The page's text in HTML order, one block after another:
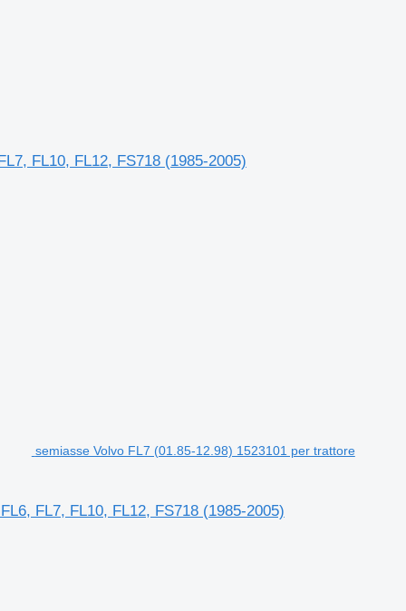
FL10, FL12, FS718 (1985-2005)
semiasse Volvo FL7 (01.85-12.98) 1523101 per trattore
FL7, FL10, FL12, FS718 (1985-2005)